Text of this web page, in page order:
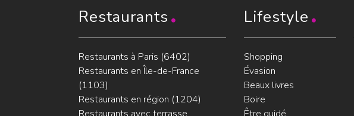
Restaurants
Restaurants à Paris (6402)
Restaurants en Île-de-France
(1103)
Restaurants en région (1204)
Lifestyle
Shopping
Évasion
Beaux livres
Boire